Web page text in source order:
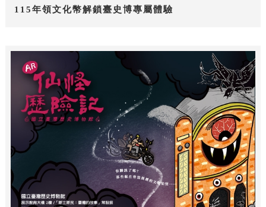
115年領文化幣解鎖臺史博專屬體驗